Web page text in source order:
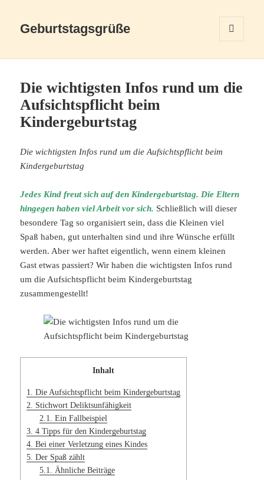
Geburtstagsgrüße
WIDGETS
Die wichtigsten Infos rund um die
Aufsichtspflicht beim
Kindergeburtstag
Die wichtigsten Infos rund um die Aufsichtspflicht beim
Kindergeburtstag
Jedes Kind freut sich auf den Kindergeburtstag. Die Eltern
hingegen haben viel Arbeit vor sich. Schließlich will dieser
besondere Tag so organisiert sein, dass die Kleinen viel
Spaß haben, gut unterhalten sind und ihre Wünsche erfüllt
werden. Aber wer haftet eigentlich, wenn einem kleinen
Gast etwas passiert? Wir haben die wichtigsten Infos rund
um die Aufsichtspflicht beim Kindergeburtstag
zusammengestellt!
Inhalt
1.
Die Aufsichtspflicht beim Kindergeburtstag
2.
Stichwort Deliktsunfähigkeit
2.1.
Ein Fallbeispiel
3. 4 Tipps für den Kindergeburtstag
4. Bei einer Verletzung eines Kindes
5. Der Spaß zählt
5.1.
Ähnliche Beiträge